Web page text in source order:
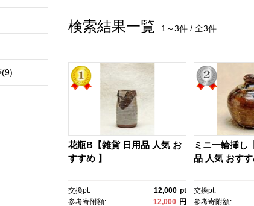
検索結果一覧 1～3件 / 全3件
花瓶B【雑貨 日用品 人気 お
すすめ 】
交換pt: 12,000 pt
参考寄附額:
12,000 円
ミニ一輪挿し
品 人気 おすす
交換pt:
参考寄附額:
(9)